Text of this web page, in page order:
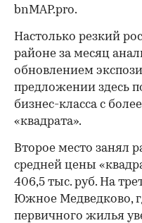
bnMAP.pro.
Настолько резкий
районе за месяц
обновлением
предложении здесь
бизнес-класса с
«квадрата».
Второе место занял
средней цены
406,5 тыс. руб. На
Южное Медведково,
первичного жилья